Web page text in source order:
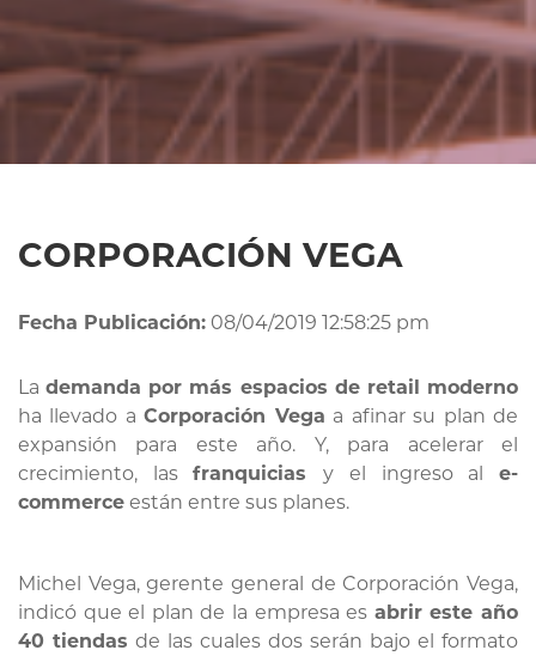
CORPORACIÓN VEGA
Fecha Publicación: 08/04/2019 12:58:25 pm
Lademanda por más espacios de retail moderno
ha llevado aCorporación Vega a afinar su plan de
expansión para este año. Y, para acelerar el
crecimiento, lasfranquiciasy el ingreso ale-
commerce están entre sus planes.
Michel Vega, gerente general de Corporación Vega,
indicó que el plan de la empresa es abrir este año
40 tiendas de las cuales dos serán bajo el formato